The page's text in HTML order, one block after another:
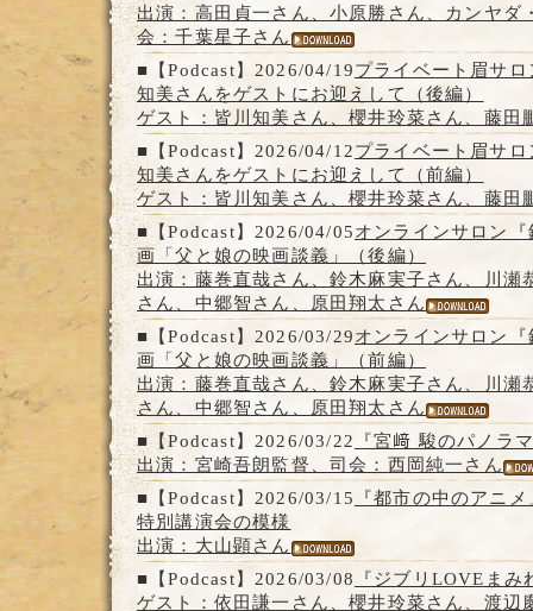
出演：高田貞一さん、小原勝さん、カンヤダ
会：千葉星子さん
■【Podcast】2026/04/19プライベート眉サ
知美さんをゲストにお迎えして（後編）
ゲスト：皆川知美さん、櫻井玲菜さん、藤田
■【Podcast】2026/04/12プライベート眉サ
知美さんをゲストにお迎えして（前編）
ゲスト：皆川知美さん、櫻井玲菜さん、藤田
■【Podcast】2026/04/05オンラインサロン
画「父と娘の映画談義」（後編）
出演：藤巻直哉さん、鈴木麻実子さん、川瀬
さん、中郷智さん、原田翔太さん
■【Podcast】2026/03/29オンラインサロン
画「父と娘の映画談義」（前編）
出演：藤巻直哉さん、鈴木麻実子さん、川瀬
さん、中郷智さん、原田翔太さん
■【Podcast】2026/03/22
『宮﨑 駿のパノラ
出演：宮崎吾朗監督、司会：西岡純一さん
■【Podcast】2026/03/15
『都市の中のアニ
特別講演会の模様
出演：大山顕さん
■【Podcast】2026/03/08
『ジブリLOVEま
ゲスト：依田謙一さん、櫻井玲菜さん、渡辺